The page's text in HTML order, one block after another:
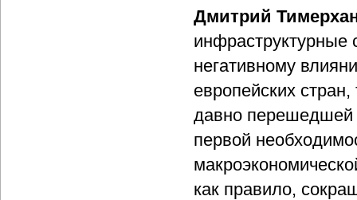
Дмитрий
инфраструктурные
негативному
европейских
давно перешедшей
первой
как правило,